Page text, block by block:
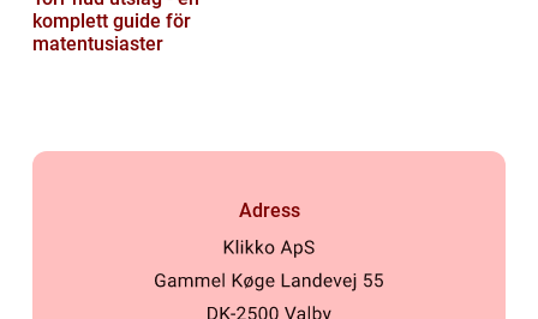
komplett guide för
matentusiaster
Adress